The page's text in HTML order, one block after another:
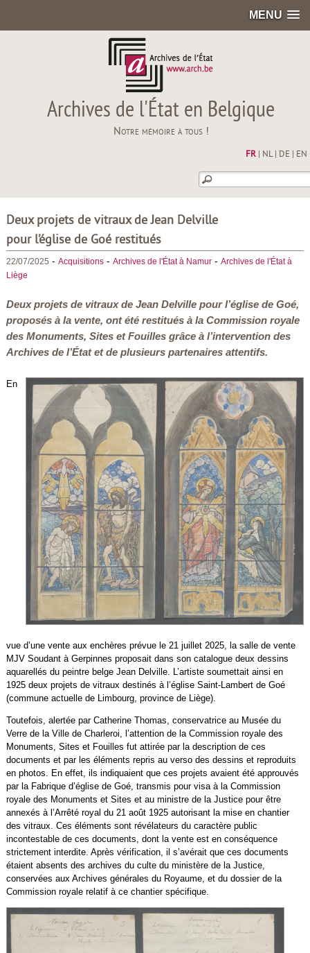
MENU
Archives de l'État en Belgique
Notre mémoire à tous !
FR| NL| DE EN
Deux projets de vitraux de Jean Delville
pour l’église de Goé restitués
22/07/2025 - Acquisitions- Archives de l'État à Namur- Archives de l'État à
Liège
Deux projets de vitraux de Jean Delville pour l’église de Goé,
proposés à la vente, ont été restitués à la Commission royale
des Monuments, Sites et Fouilles grâce à l’intervention des
Archives de l’État et de plusieurs partenaires attentifs.
En
vue d’une vente aux enchères prévue le 21 juillet 2025, la salle de vente
MJV Soudant à Gerpinnes proposait dans son catalogue deux dessins
aquarellés du peintre belge Jean Delville. L’artiste soumettait ainsi en
1925 deux projets de vitraux destinés à l’église Saint-Lambert de Goé
(commune actuelle de Limbourg, province de Liège).
Toutefois, alertée par Catherine Thomas, conservatrice au Musée du
Verre de la Ville de Charleroi, l’attention de la Commission royale des
Monuments, Sites et Fouilles fut attirée par la description de ces
documents et par les éléments repris au verso des dessins et reproduits
en photos. En effet, ils indiquaient que ces projets avaient été approuvés
par la Fabrique d’église de Goé, transmis pour visa à la Commission
royale des Monuments et Sites et au ministre de la Justice pour être
annexés à l’Arrêté royal du 21 août 1925 autorisant la mise en chantier
des vitraux. Ces éléments sont révélateurs du caractère public
incontestable de ces documents, dont la vente est en conséquence
strictement interdite. Après vérification, il s’avérait que ces documents
étaient absents des archives du culte du ministère de la Justice,
conservées aux Archives générales du Royaume, et du dossier de la
Commission royale relatif à ce chantier spécifique.